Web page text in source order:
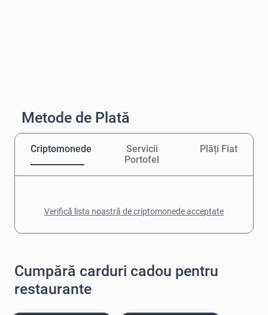
Metode de Plată
Criptomonede
Servicii
Portofel
Plăți Fiat
Verifică lista noastră de criptomonede acceptate
Cumpără carduri cadou pentru
restaurante